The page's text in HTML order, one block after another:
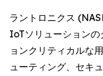
ラントロニクス
IoTソリューション
ョンクリティカルな
ューティング、セキ